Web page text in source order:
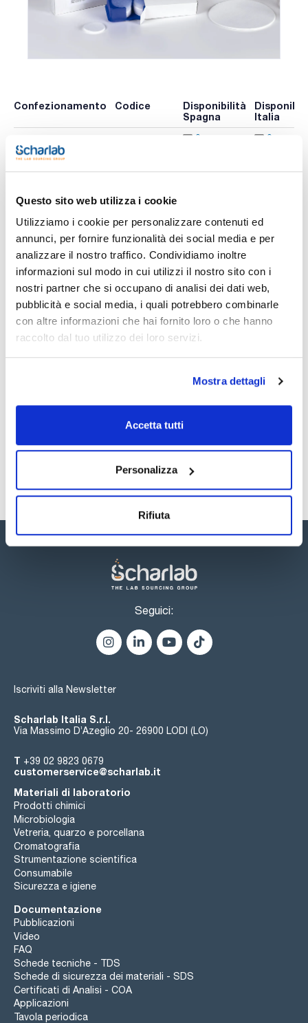
Questo sito web utilizza i cookie
Utilizziamo i cookie per personalizzare contenuti ed
annunci, per fornire funzionalità dei social media e per
analizzare il nostro traffico. Condividiamo inoltre
informazioni sul modo in cui utilizzi il nostro sito con i
nostri partner che si occupano di analisi dei dati web,
pubblicità e social media, i quali potrebbero combinarle
con altre informazioni che hai fornito loro o che hanno
raccolto dal tuo utilizzo dei loro servizi.
Mostra dettagli
Accetta tutti
Personalizza
Rifiuta
Confezionamento Codice
Disponibilità
Spagna
Italia
x 100 u.
0 -
0 -
Stampa pagina prodotto
Caratteristiche
Diameter (mm) : 90
Particle retention in liquid (μm) : 1,5
Pack (u.) : 100
Danno grande stabilità chimica e termica, permeabilità,
resistenza, capacità di carico ed elevata ritenzione di
particelle.
Vedi di più
Registrati per i download
Seguici:
Iscriviti alla Newsletter
Scharlab Italia S.r.l.
Via Massimo D’Azeglio 20- 26900 LODI (LO)
T +39 02 9823 0679
customerservice@scharlab.it
Materiali di laboratorio
Prodotti chimici
Microbiologia
Vetreria, quarzo e porcellana
Cromatografia
Strumentazione scientifica
Consumabile
Sicurezza e igiene
Documentazione
Pubblicazioni
Video
FAQ
Schede tecniche - TDS
Schede di sicurezza dei materiali - SDS
Certificati di Analisi - COA
Applicazioni
Tavola periodica